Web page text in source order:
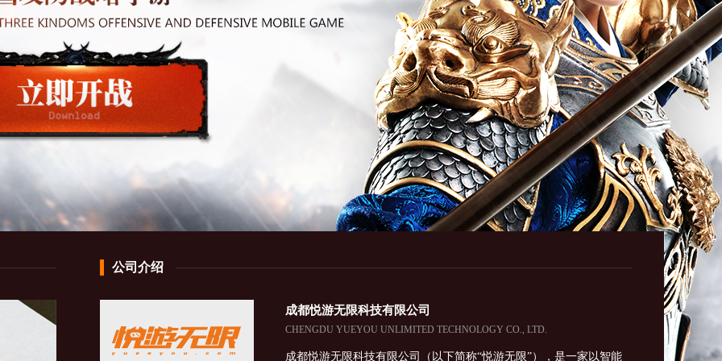
公司介绍
成都悦游无限科技有限公司
CHENGDU YUEYOU UNLIMITED TECHNOLOGY CO., LTD.
成都悦游无限科技有限公司（以下简称“悦游无限”），是一家以智能